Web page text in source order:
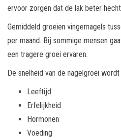
ervoor zorgen dat de lak beter
Gemiddeld groeien vingernagels
per maand. Bij sommige mensen
een tragere groei ervaren.
De snelheid van de nagelgroei
Leeftijd
Erfelijkheid
Hormonen
Voeding